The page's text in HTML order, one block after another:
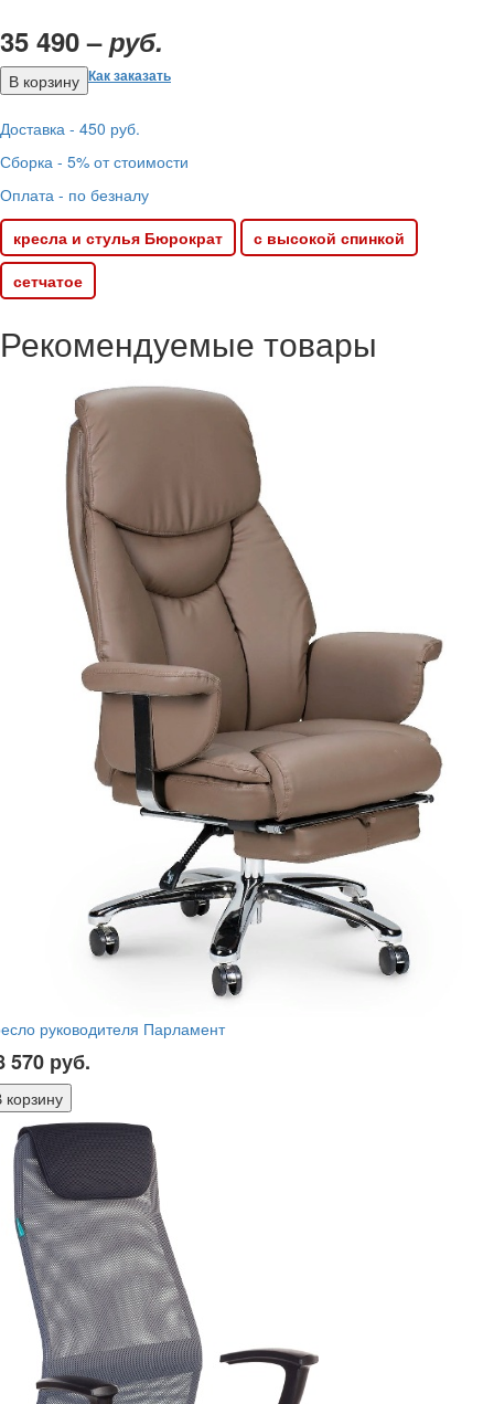
35 490 –руб.
Как заказать
Доставка - 450 руб.
Сборка - 5% от стоимости
Оплата - по безналу
кресла и стулья Бюрократ
с высокой спинкой
сетчатое
Рекомендуемые товары
руководителя Парламент
570 руб.